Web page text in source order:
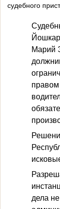
судебного
Марий
правом
дела